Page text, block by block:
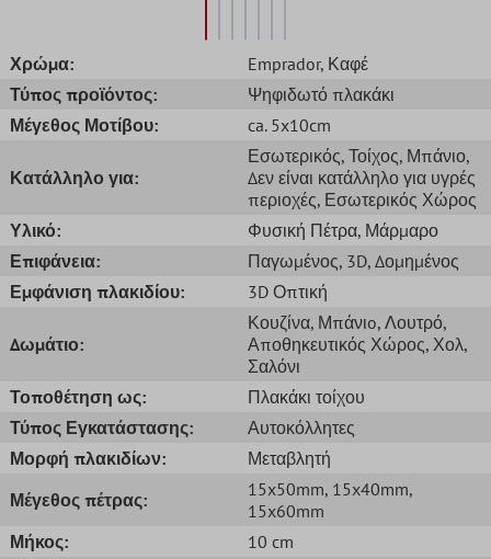
Χρώμα: Emprador, Καφέ
Τύπος προϊόντος:
Ψηφιδωτό πλακάκι
Μέγεθος Μοτίβου:
ca. 5x10cm
Κατάλληλο για:
Εσωτερικός, Τοίχος, Μπάνιο,
Δεν είναι κατάλληλο για υγρές
περιοχές, Εσωτερικός Χώρος
Υλικό:
Φυσική Πέτρα, Μάρμαρο
Επιφάνεια:
Παγωμένος, 3D, Δομημένος
Εμφάνιση πλακιδίου:
3D Οπτική
Δωμάτιο:
Κουζίνα, Μπάνιo, Λουτρό,
Αποθηκευτικός Χώρος, Χολ,
Σαλόνι
Τοποθέτηση ως:
Πλακάκι τοίχου
Τύπος Εγκατάστασης:
Αυτοκόλλητες
Μορφή πλακιδίων:
Μεταβλητή
Μέγεθος πέτρας:
15x50mm, 15x40mm,
15x60mm
Μήκος:
10 cm